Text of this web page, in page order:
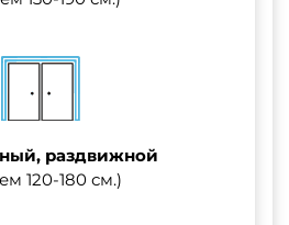
раздвижной
120-180 см.)